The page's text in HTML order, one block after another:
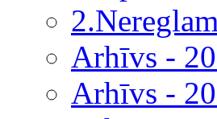
Arhīvs -
Arhīvs -